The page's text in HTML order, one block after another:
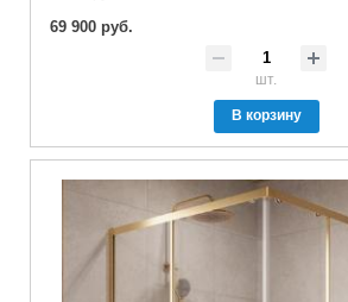
69 900 руб.
шт.
В корзину